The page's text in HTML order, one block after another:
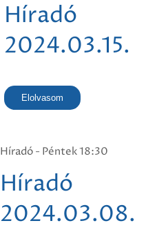
Híradó
2024.03.15.
Elolvasom
Híradó - Péntek 18:30
Híradó
2024.03.08.